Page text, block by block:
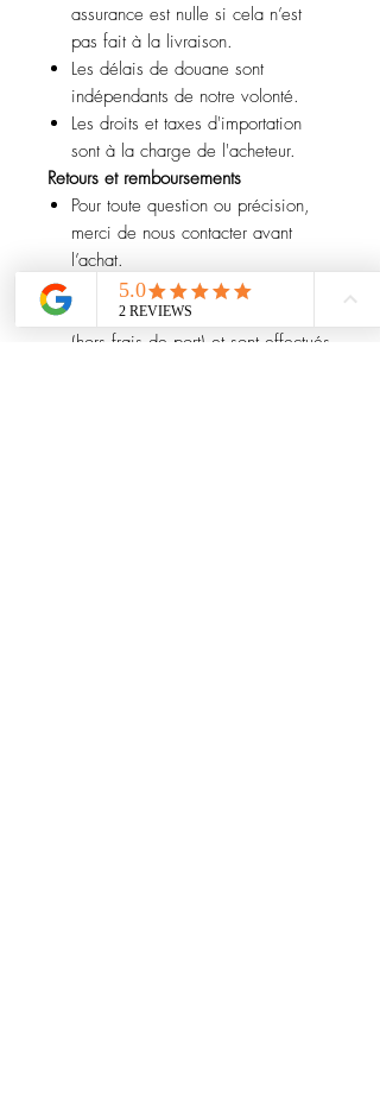
assurance est nulle si cela n’est
pas fait à la livraison.
Les délais de douane sont
indépendants de notre volonté.
Les droits et taxes d'importation
sont à la charge de l'acheteur.
Retours et remboursements
Pour toute question ou précision,
merci de nous contacter avant
l’achat.
Les remboursements portent
uniquement sur le prix de l’article
(hors frais de port) et sont effectués